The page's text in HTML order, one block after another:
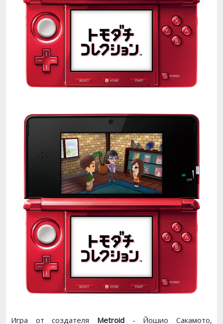
Игра от создателя Metroid - Йошио Сакамото,